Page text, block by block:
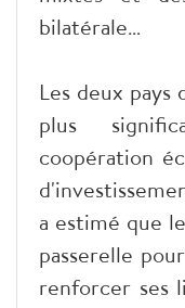
bilatérale…
Les deux
plus
coopération
a estimé que
passerelle
renforcer ses